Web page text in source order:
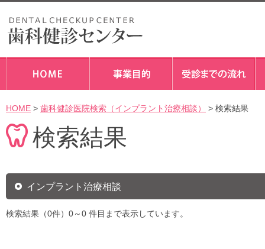
HOME > 歯科健診医院検索（インプラント治療相談） > 検索結果
検索結果
インプラント治療相談
検索結果（0件）0～0 件目まで表示しています。